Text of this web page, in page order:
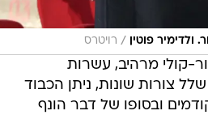
ולדימיר פוטין / רויטרס
קולי מרהיב, עשרות
צורות שונות, ניתן הכבוד
ובסופו של דבר הונף